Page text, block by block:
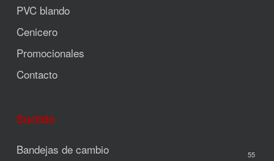
PVC blando
Cenicero
Promocionales
Contacto
Surtido
Bandejas de cambio 55